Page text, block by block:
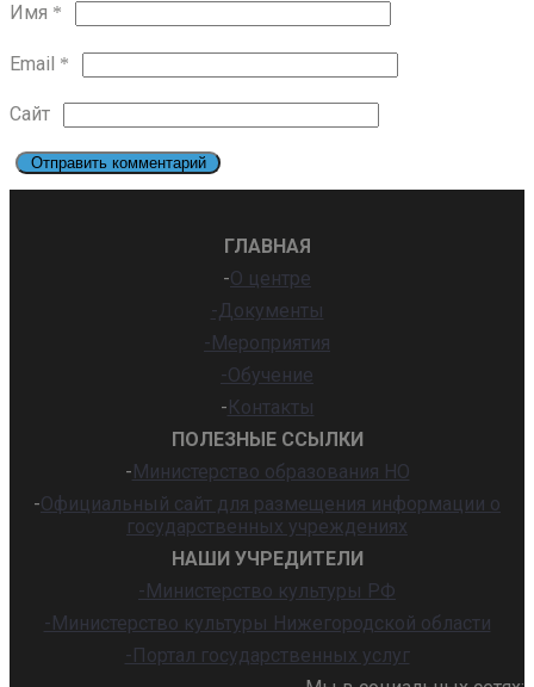
Имя *
Email *
Сайт
ГЛАВНАЯ
-О центре
-Документы
-Мероприятия
-Обучение
-Контакты
ПОЛЕЗНЫЕ ССЫЛКИ
-Министерство образования НО
-Официальный сайт для размещения информации о
государственных учреждениях
НАШИ УЧРЕДИТЕЛИ
-Министерство культуры РФ
-Министерство культуры Нижегородской области
-Портал государственных услуг